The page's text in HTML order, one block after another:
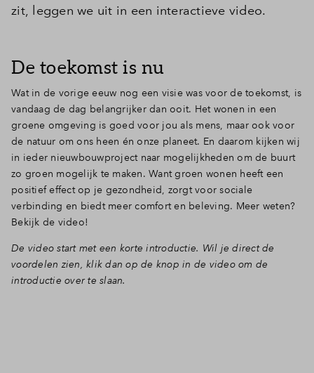
Inloggen
zit, leggen we uit in een interactieve video.
De toekomst is nu
Wat in de vorige eeuw nog een visie was voor de toekomst, is
vandaag de dag belangrijker dan ooit. Het wonen in een
groene omgeving is goed voor jou als mens, maar ook voor
de natuur om ons heen én onze planeet. En daarom kijken wij
in ieder nieuwbouwproject naar mogelijkheden om de buurt
zo groen mogelijk te maken. Want groen wonen heeft een
positief effect op je gezondheid, zorgt voor sociale
verbinding en biedt meer comfort en beleving. Meer weten?
Bekijk de video!
De video start met een korte introductie. Wil je direct de
voordelen zien, klik dan op de knop in de video om de
introductie over te slaan.